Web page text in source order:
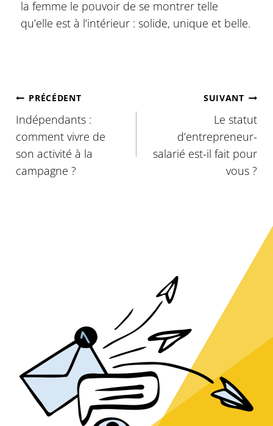
la femme le pouvoir de se montrer telle
qu’elle est à l’intérieur : solide, unique et belle.
Navigation
de
l’article
PRÉCÉDENT
Indépendants :
comment vivre de
son activité à la
campagne ?
SUIVANT
Le statut
d’entrepreneur-
salarié est-il fait pour
vous ?